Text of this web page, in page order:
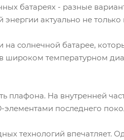
батареях - разные
актуально не только
солнечной батарее,
температурном
плафона. На внутренней
последнего
технологий